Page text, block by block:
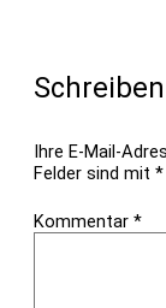
Ihre E-Mail-
Felder sind mit *
Kommentar *